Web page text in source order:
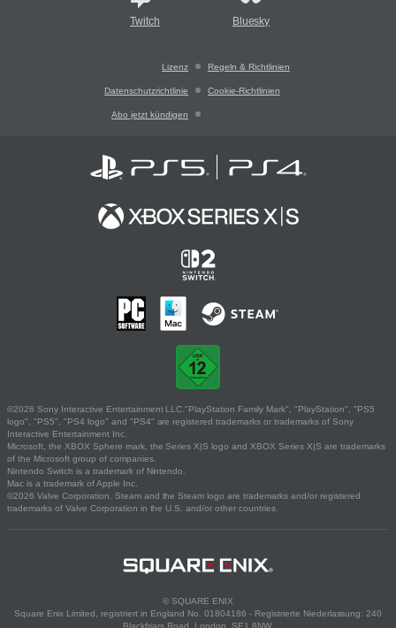
Twitch Bluesky
Lizenz Regeln & Richtlinien
Datenschutzrichtlinie Cookie-Richtlinien
Abo jetzt kündigen
©2026 Sony Interactive Entertainment LLC."PlayStation Family Mark", "PlayStation", "PS5
logo", "PS5", "PS4 logo" and "PS4" are registered trademarks or trademarks of Sony
Interactive Entertainment Inc.
Microsoft, the XBOX Sphere mark, the Series X|S logo and XBOX Series X|S are trademarks
of the Microsoft group of companies.
Nintendo Switch is a trademark of Nintendo.
Mac is a trademark of Apple Inc.
©2026 Valve Corporation. Steam and the Steam logo are trademarks and/or registered
trademarks of Valve Corporation in the U.S. and/or other countries.
© SQUARE ENIX
Square Enix Limited, registriert in England No. 01804186 - Registrierte Niederlassung: 240
Blackfriars Road, London, SE1 8NW.